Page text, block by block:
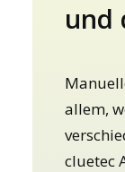
und
allem,
cluetec